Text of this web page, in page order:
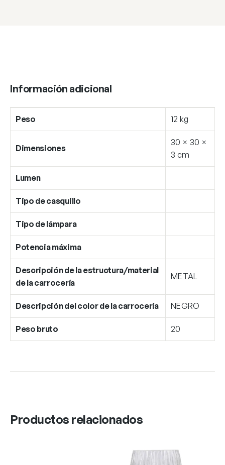
Información adicional
Peso 12 kg
Dimensiones
30 × 30 ×
3 cm
Lumen
Tipo de casquillo
Tipo de lámpara
Potencia máxima
Descripción de la estructura/material
de la carrocería
METAL
Descripción del color de la carrocería NEGRO
Peso bruto 20
Productos relacionados